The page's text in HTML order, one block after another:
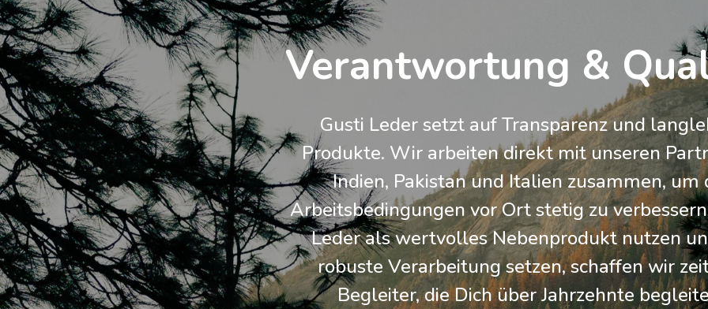
Verantwortung &
Gusti Leder setzt auf Transparenz und
Produkte. Wir arbeiten direkt mit unseren
Indien, Pakistan und Italien zusammen, um
Arbeitsbedingungen vor Ort stetig zu
Leder als wertvolles Nebenprodukt nutzen
robuste Verarbeitung setzen, schaffen wir
Begleiter, die Dich über Jahrzehnte